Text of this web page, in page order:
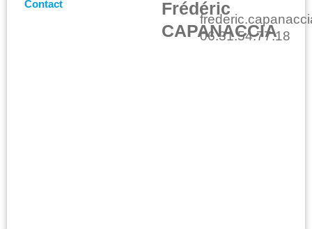
Contact
Frédéric
CAPANACCIA
06.31.54.77.18